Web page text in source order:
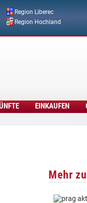
Direkt zum Inhalt
Region Liberec
Region Hochland
EINKAUFEN
Mehr